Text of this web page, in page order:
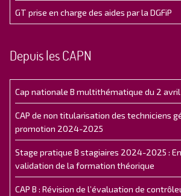
GT prise en charge des aides par la DGFiP
Depuis les CAPN
Cap nationale B multithématique du 2
CAP de non titularisation des techniciens
promotion 2024-2025
Stage pratique B stagiaires 2024-2025 :
validation de la formation théorique
CAP B : Révision de l’évaluation de